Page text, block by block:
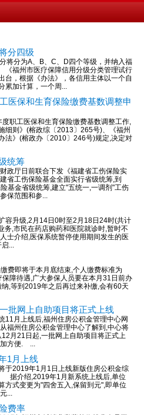
分四级
分为A、B、C、D四个等级，并纳入福
福州市医疗保障信用分级分类管理试行
台，根据《办法》，各信用主体以一个自
累加计算，一个周...
医保和生育保险缴费基数调整申
工医保和生育保险缴费基数调整工作,
细则》(榕政综〔2013〕265号)、《福州
法》(榕政办〔2010〕246号)规定,决定对
统筹
厅日前联合下发《福建省工伤保险实
省工伤保险基金全面实行省级统筹,到
基金省级统筹,建立"五统一,一调剂"工伤
保范围和参...
升级,2月14日0时至2月18日24时(共计
务,市民在药店购药和医院就诊时,暂时不
介绍,医保系统暂停使用期间发生的医
...
即将于本月底结束,个人缴费标准为
障待遇,广大参保人员要在本月31日前办
到2019年之后再过来补缴,会有60天
批网上自助项目将正式上线
月上线后,福州住房公积金管理中心网
福州住房公积金管理中心了解到,中心将
月21日起,一批网上自助项目将正式上
加方便. ...
1月上线
2019年1月1日上线新版住房公积金综
介绍,2019年1月新系统上线后,单位
方式变更为"四舍五入,保留到元",即单位
...
费率